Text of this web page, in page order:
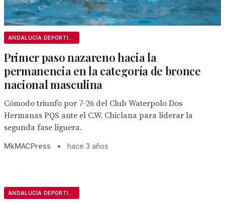
Primer paso nazareno hacia la
permanencia en la categoría de bronce
nacional masculina
Cómodo triunfo por 7-26 del Club Waterpolo Dos
Hermanas PQS ante el C.W. Chiclana para liderar la
segunda fase liguera.
MkMACPress • hace 3 años